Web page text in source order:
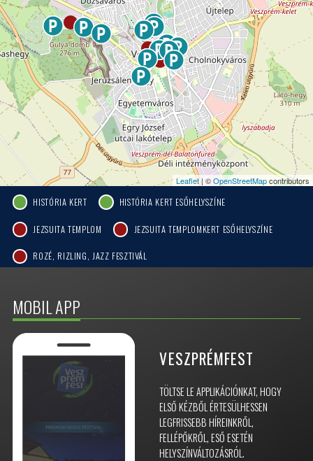
Leaflet| ©OpenStreetMapcontributors
HISTÓRIA KERT HISTÓRIA KERT ESŐHELYSZÍNE
JEZSUITA TEMPLOM JEZSUITA TEMPLOMKERT ESŐHELYSZÍNE
ROZÉ, RIZLING, JAZZ FESZTIVÁL
MOBIL APP
VESZPRÉMFEST
TÖLTSE LE APPLIKÁCIÓNKAT, HOGY
ELSŐ KÉZBŐL ÉRTESÜLHESSEN
LEGFRISSEBB HÍREINKRŐL,
FELLÉPŐKRŐL, ESŐ ESETÉN
HELYSZÍNVÁLTOZÁSRÓL.